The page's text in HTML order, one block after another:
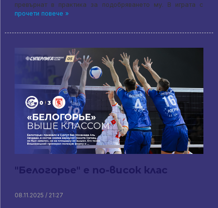
превърнат в практика за подобряването му. В играта с
прочети повече »
"Белогорье" е по-висок клас
08.11.2025 / 21:27